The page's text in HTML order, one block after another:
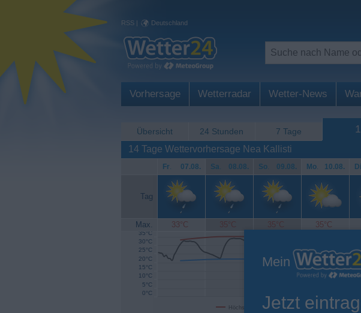
RSS | Deutschland
Vorhersage Wetterradar Wetter-News
Übersicht 24 Stunden 7 Tage
14 Tage Wettervorhersage Nea Kallisti
Fr. 07.08. Sa. 08.08. So. 09.08. Mo. 10.08. Di
Tag
Max. 33°C 35°C 35°C 35°C
Höchsttemperatur Tiefsttemperatur
0°C
5°C
10°C
15°C
20°C
25°C
30°C
35°C
Mein
Jetzt